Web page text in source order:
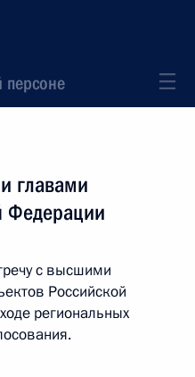
главами
Федерации
с высшими
Российской
региональных